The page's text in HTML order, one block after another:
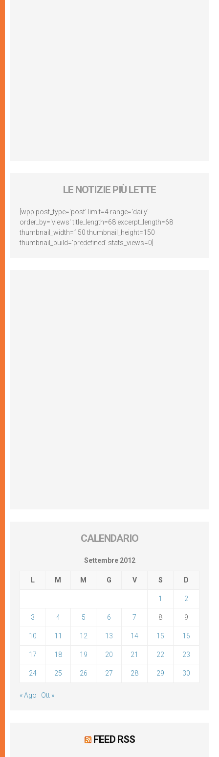
LE NOTIZIE PIÙ LETTE
[wpp post_type='post' limit=4 range='daily'
order_by='views' title_length=68 excerpt_length=68
thumbnail_width=150 thumbnail_height=150
thumbnail_build='predefined' stats_views=0]
CALENDARIO
Settembre 2012
L M M G V S D
1 2
3 4 5 6 7 8 9
10 11 12 13 14 15 16
17 18 19 20 21 22 23
24 25 26 27 28 29 30
« Ago Ott »
FEED RSS